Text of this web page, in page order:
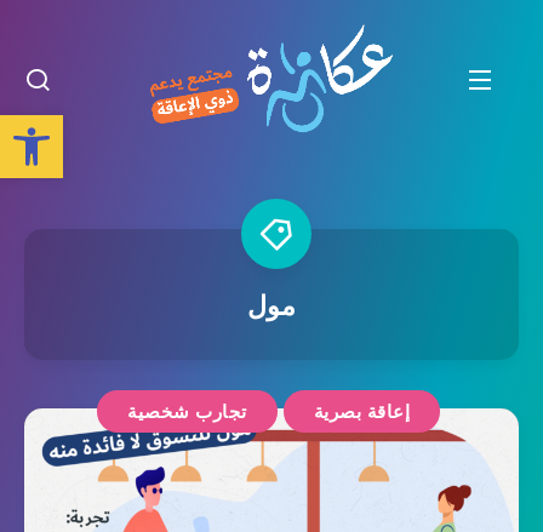
Open toolbar
مول
إعاقة بصرية تجارب شخصية